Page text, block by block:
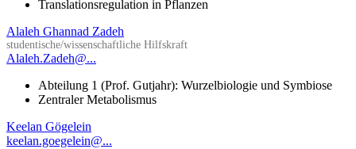
Translationsregulation in Pflanzen
Alaleh Ghannad Zadeh
studentische/wissenschaftliche Hilfskraft
Alaleh.Zadeh@...
Abteilung 1 (Prof. Gutjahr): Wurzelbiologie und Symbiose
Zentraler Metabolismus
Keelan Gögelein
keelan.goegelein@...